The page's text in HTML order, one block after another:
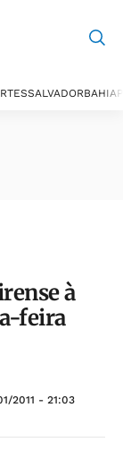
SALVADORBAHIA
à
feira
2011 - 21:03